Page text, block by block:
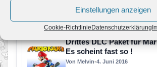
Einstellungen anzeigen
Cookie-RichtlinieDatenschutzerklärung
Hier einige Nintendo-Highlights
Das Finale des Splatoon
neue Spiele-Hits wie YO-KAI
Drittes DLC Paket für
Es scheint fast so !
Von Melvin•4. Juni 2016